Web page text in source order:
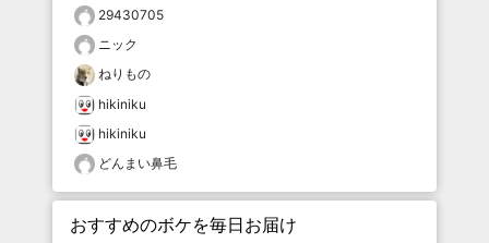
29430705
ニック
ねりもの
hikiniku
hikiniku
どんまい鼻毛
おすすめのボケを毎日お届け